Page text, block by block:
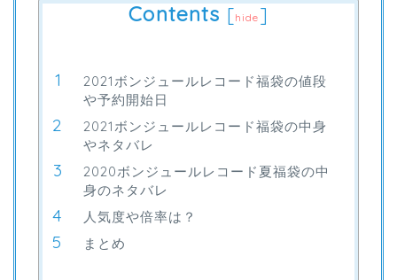
Contents [hide ]
2021ボンジュールレコード福袋の値段
や予約開始日
2021ボンジュールレコード福袋の中身
やネタバレ
2020ボンジュールレコード夏福袋の中
身のネタバレ
人気度や倍率は？
まとめ